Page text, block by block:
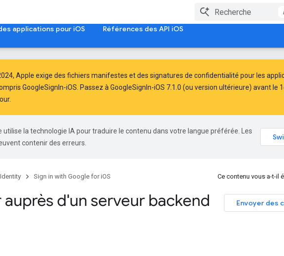
applications pour iOS Références des API iOS
, Apple exige des fichiers manifestes et des signatures de confidentialité pour les
GoogleSignIn-iOS. Passez à GoogleSignIn-iOS 7.1.0 (ou version ultérieure) avant le
.
utilise la technologie IA pour traduire le contenu dans votre langue préférée. Les
contenir des erreurs.
Sign in with Google for iOS Ce contenu vous a-t-il
Envoyer des
auprès d'un serveur backend